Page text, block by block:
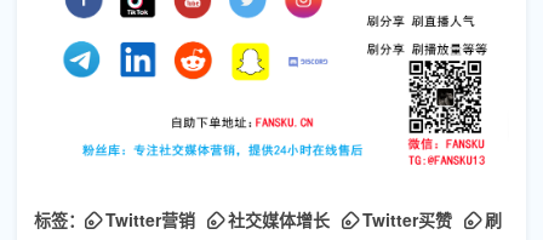
标签： Twitter营销 社交媒体增长 Twitter买赞
刷